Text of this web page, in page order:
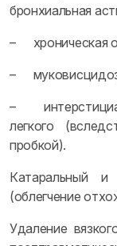
бронхиальная
– хроническая
–
–
легкого
пробкой).
Катаральный и
(облегчение
Удаление